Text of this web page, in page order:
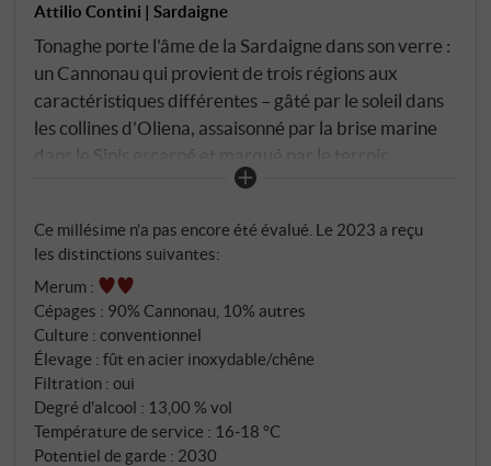
Attilio Contini | Sardaigne
Tonaghe porte l'âme de la Sardaigne dans son verre :
un Cannonau qui provient de trois régions aux
caractéristiques différentes – gâté par le soleil dans
les collines d'Oliena, assaisonné par la brise marine
dans le Sinis escarpé et marqué par le terroir
pénétrant de la région côtière de l'Ogliastra. Le
fermentation et l'élevage se font en acier inoxydable
et en bois – une composition qui allie
harmonieusement fraîcheur et structure.
Ce millésime n’a pas encore été évalué. Le 2023 a reçu
les distinctions suivantes:
Merum :
Cépages : 90% Cannonau, 10% autres
Culture : conventionnel
Élevage : fût en acier inoxydable/chêne
Filtration : oui
Degré d'alcool : 13,00 % vol
Température de service : 16‑18 °C
Potentiel de garde : 2030